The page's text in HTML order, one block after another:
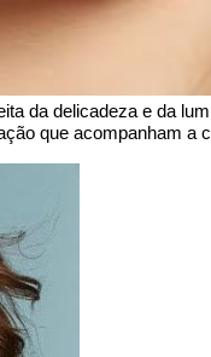
da delicadeza e da
que acompanham